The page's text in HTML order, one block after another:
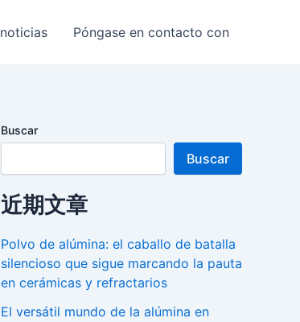
noticias Póngase en contacto con
Buscar
Buscar
近期文章
Polvo de alúmina: el caballo de batalla
silencioso que sigue marcando la pauta
en cerámicas y refractarios
El versátil mundo de la alúmina en